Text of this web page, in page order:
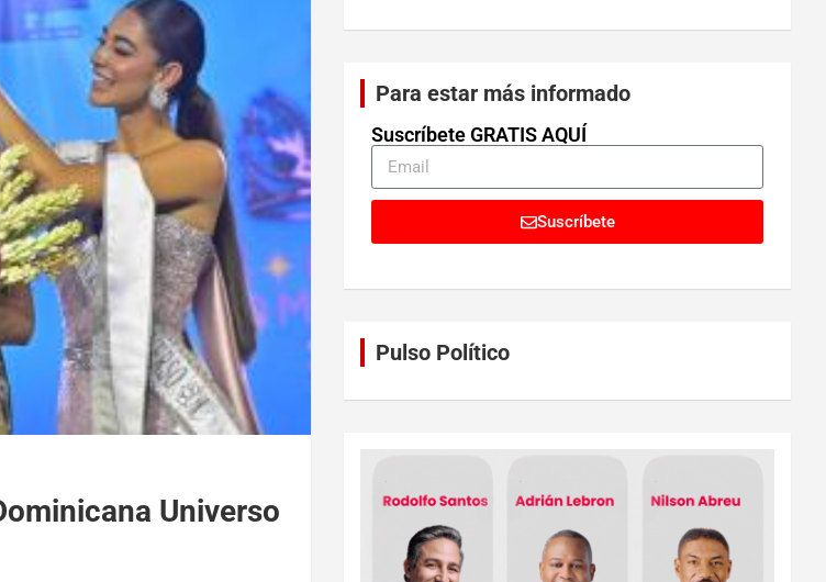
Universo
Para estar más informado
Suscríbete GRATIS AQUÍ
Suscríbete
Pulso Político